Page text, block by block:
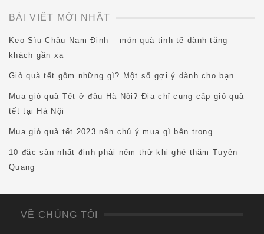
BÀI VIẾT MỚI NHẤT
Kẹo Sìu Châu Nam Định – món quà tinh tế dành tặng
khách gần xa
Giỏ quà tết gồm những gì? Một số gợi ý dành cho bạn
Mua giỏ quà Tết ở đâu Hà Nội? Địa chỉ cung cấp giỏ quà
tết tại Hà Nội
Mua giỏ quà tết 2023 nên chú ý mua gì bên trong
10 đặc sản nhất định phải nếm thử khi ghé thăm Tuyên
Quang
VỀ CHÚNG TÔI